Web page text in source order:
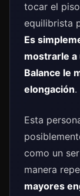
tocar el
equilibrista
Es
mostrarle a
Balance le
elongación.
Esta
como un
manera
mayores